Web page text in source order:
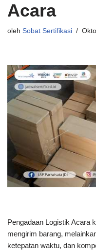
Acara
oleh Sobat Sertifikasi
Pengadaan Logistik Acara
mengirim barang,
ketepatan waktu, dan